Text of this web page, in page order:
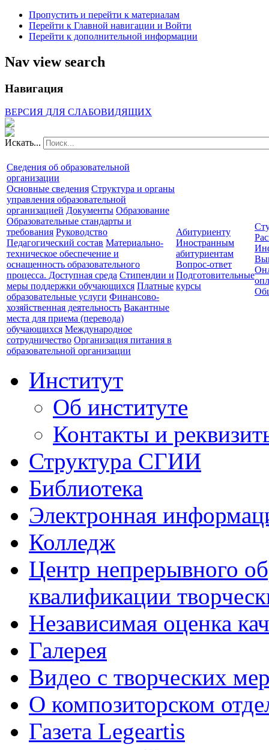
Пропустить и перейти к материалам
Перейти к Главной навигации и Войти
Перейти к дополнительной информации
Nav view search
Навигация
ВЕРСИЯ ДЛЯ СЛАБОВИДЯЩИХ
Искать...
Сведения об образовательной
организации
Основные сведения Структура и органы
управления образовательной
организацией Документы Образование
Образовательные стандарты и
требования Руководство
Педагогический состав Материально-
техническое обеспечение и
оснащенность образовательного
процесса. Доступная среда Стипендии и
меры поддержки обучающихся Платные
образовательные услуги Финансово-
хозяйственная деятельность Вакантные
места для приема (перевода)
обучающихся Международное
сотрудничество Организация питания в
образовательной организации
Абитуриенту
Иностранным
абитуриентам
Вопрос-ответ
Подготовительные
курсы
Институт
Об институте
Контакты и
Структура СГИИ
Библиотека
Электронная
Колледж
Центр непрерывного
квалификации
Независимая оценка
Галерея
Видео с творческих
О композиторском
Газета Legeartis